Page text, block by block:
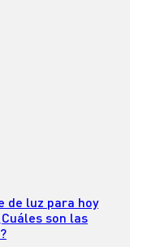
de luz para hoy
son las